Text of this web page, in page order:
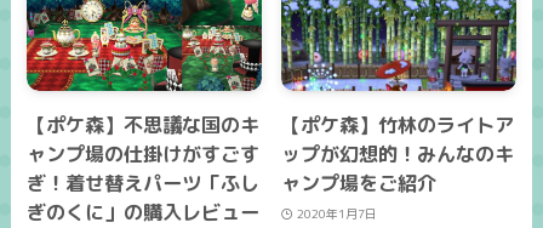
【ポケ森】不思議な国のキ
ャンプ場の仕掛けがすごす
ぎ！着せ替えパーツ「ふし
ぎのくに」の購入レビュー
【ポケ森】竹林のライトア
ップが幻想的！みんなのキ
ャンプ場をご紹介
2020年1月7日